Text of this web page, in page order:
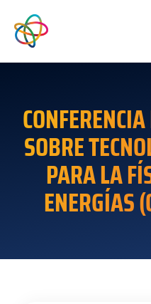
SOBRE
PARA LA
ENERGÍAS